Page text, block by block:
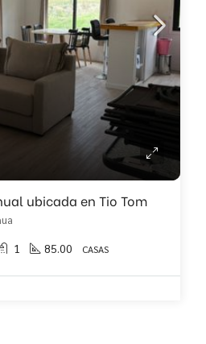
ubicada en Tio Tom
1 85.00 CASAS